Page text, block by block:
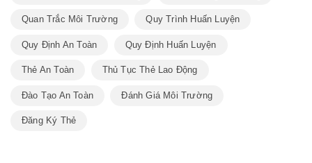
Quan Trắc Môi Trường Quy Trình Huấn Luyện
Quy Định An Toàn Quy Định Huấn Luyện
Thẻ An Toàn Thủ Tục Thẻ Lao Động
Đào Tạo An Toàn Đánh Giá Môi Trường
Đăng Ký Thẻ